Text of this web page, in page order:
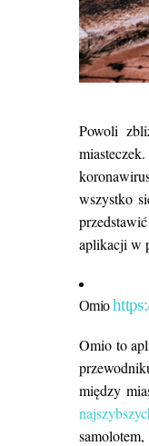
Powoli
wszystko
aplikacji w
Omio
Omio to
między